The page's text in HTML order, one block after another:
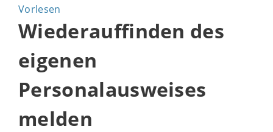
Vorlesen
Wiederauffinden des
eigenen
Personalausweises
melden